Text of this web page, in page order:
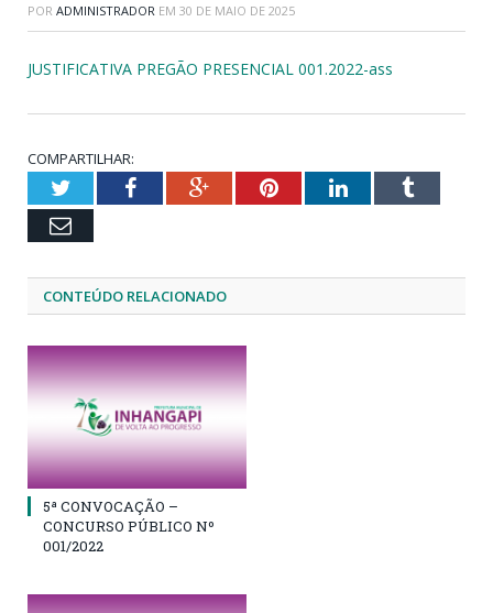
POR ADMINISTRADOR EM 30 DE MAIO DE 2025
JUSTIFICATIVA PREGÃO PRESENCIAL 001.2022-ass
COMPARTILHAR:
TwitterFacebookGoogle+PinterestLinkedInTumblr
Email
CONTEÚDO RELACIONADO
5ª CONVOCAÇÃO –
CONCURSO PÚBLICO Nº
001/2022